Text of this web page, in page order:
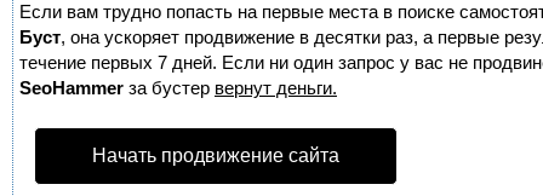
Если вам трудно попасть на первые места в поиске
Буст, она ускоряет продвижение в десятки раз, а первые
течение первых 7 дней. Если ни один запрос у вас не
SeoHammer за бустер вернут деньги.
Начать продвижение сайта